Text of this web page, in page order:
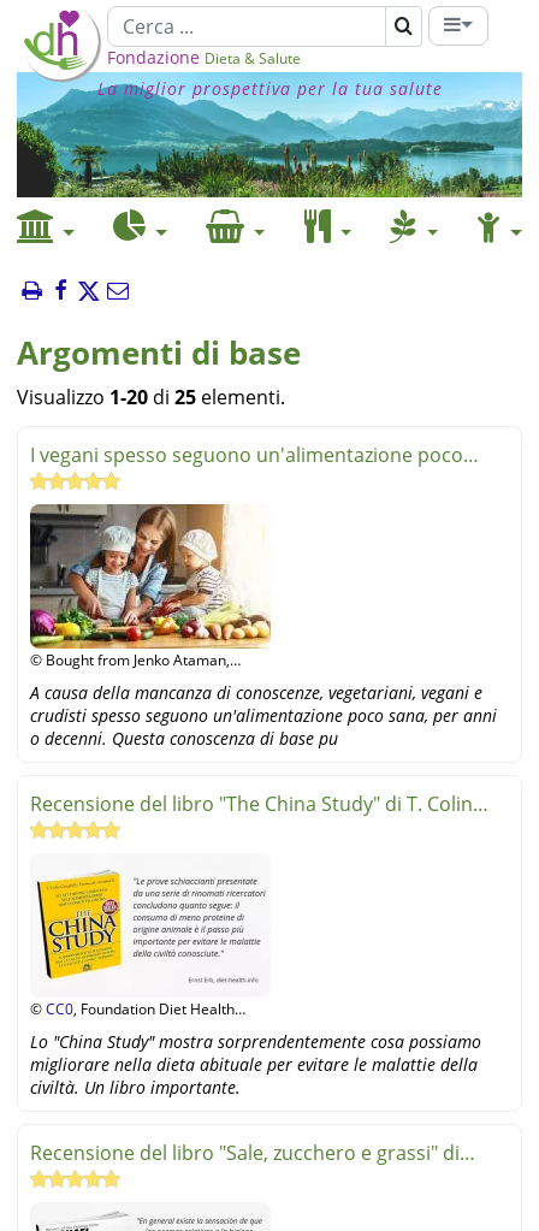
Fondazione Dieta & Salute
La miglior prospettiva per la tua salute
Argomenti di base
Visualizzo 1-20 di 25 elementi.
I vegani spesso seguono un'alimentazione poco
sana. Errori n
© Bought from Jenko Ataman,
A causa della mancanza di conoscenze, vegetariani, vegani e
crudisti spesso seguono un'alimentazione poco sana, per anni
o decenni. Questa conoscenza di base pu
Recensione del libro "The China Study" di T. Colin
Campbell
©CC0, Foundation Diet Health
Lo "China Study" mostra sorprendentemente cosa possiamo
migliorare nella dieta abituale per evitare le malattie della
civiltà. Un libro importante.
Recensione del libro "Sale, zucchero e grassi" di
Michael Mo